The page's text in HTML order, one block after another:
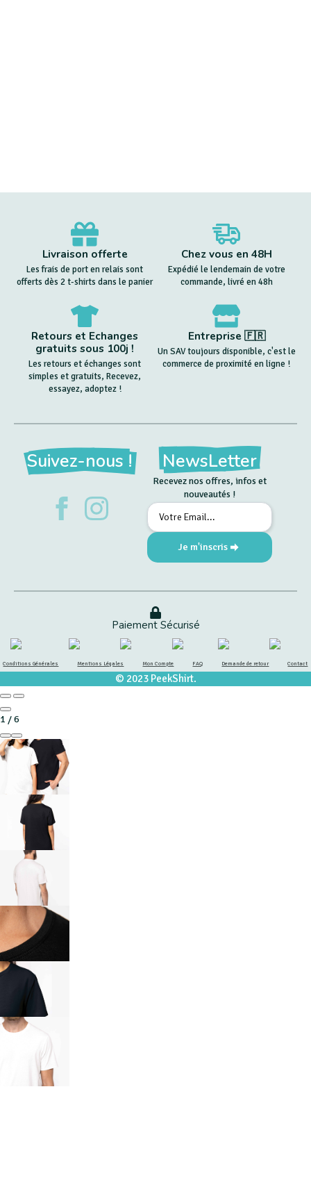
Livraison offerte
Les frais de port en relais sont
offerts dès 2 t-shirts dans le panier
Chez vous en 48H
Expédié le lendemain de votre
commande, livré en 48h
Retours et Echanges
gratuits sous 100j !
Les retours et échanges sont
simples et gratuits, Recevez,
essayez, adoptez !
Entreprise 🇫🇷
Un SAV toujours disponible, c'est le
commerce de proximité en ligne !
Suivez-nous ! NewsLetter
Recevez nos offres, infos et
nouveautés !
Email
Je m'inscris
Paiement Sécurisé
Conditions Générales Mentions Légales Mon Compte FAQ Demande de retour Contact
© 2023 PeekShirt.
1 /6